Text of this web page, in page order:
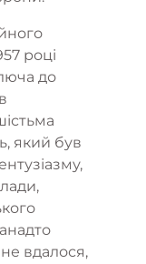
році
до
який був
вдалося,